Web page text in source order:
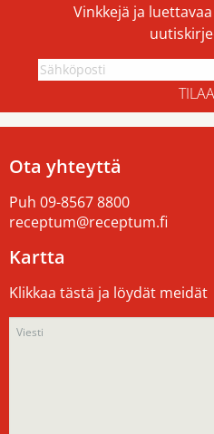
Vinkkejä ja
TILAA
Ota yhteyttä
Puh 09-8567 8800
receptum@receptum.fi
Kartta
Klikkaa tästä ja löydät meidät